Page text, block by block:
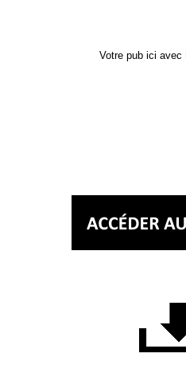
Votre pub ici avec